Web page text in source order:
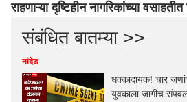
राहणाऱ्या दृष्टिहीन नागरिकांच्या
संबंधित बातम्या >>
नांदेड
धक्कादायक! चार
युवकाला जागीच